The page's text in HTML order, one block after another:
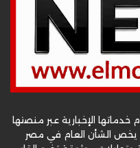
الإخبارية عبر منصتها
ما يخص الشأن العام في مصر